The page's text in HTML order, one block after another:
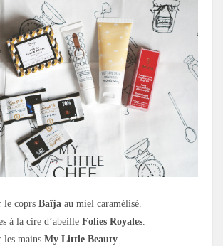
le coprs Baïja au miel caramélisé.
à la cire d’abeille Folies Royales.
les mains My Little Beauty.